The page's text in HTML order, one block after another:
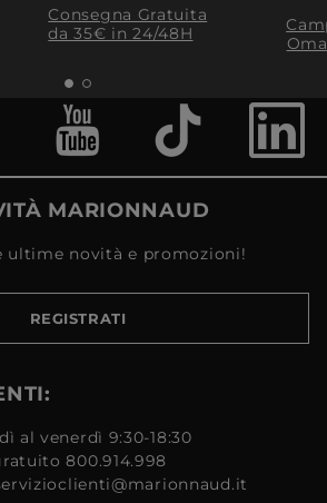
Consegna Gratuita
da 35€​ in 24/48H
MARIONNAUD
ultime novità e promozioni!
REGISTRATI
al venerdì 9:30-18:30
800.914.998